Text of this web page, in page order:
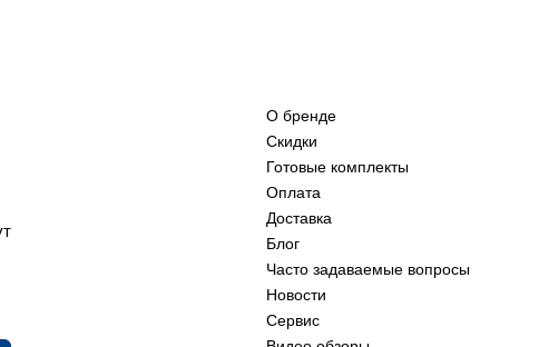
О бренде
Скидки
Готовые комплекты
Оплата
Доставка
Блог
Часто задаваемые вопросы
Новости
Сервис